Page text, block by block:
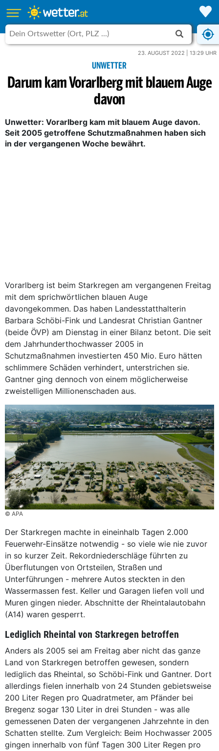
23. AUGUST 2022 | 13:29 UHR
UNWETTER
Darum kam Vorarlberg mit blauem Auge
davon
Unwetter: Vorarlberg kam mit blauem Auge davon.
Seit 2005 getroffene Schutzmaßnahmen haben sich
in der vergangenen Woche bewährt.
Vorarlberg ist beim Starkregen am vergangenen Freitag
mit dem sprichwörtlichen blauen Auge
davongekommen. Das haben Landesstatthalterin
Barbara Schöbi-Fink und Landesrat Christian Gantner
(beide ÖVP) am Dienstag in einer Bilanz betont. Die seit
dem Jahrhunderthochwasser 2005 in
Schutzmaßnahmen investierten 450 Mio. Euro hätten
schlimmere Schäden verhindert, unterstrichen sie.
Gantner ging dennoch von einem möglicherweise
zweistelligen Millionenschaden aus.
© APA
Der Starkregen machte in eineinhalb Tagen 2.000
Feuerwehr-Einsätze notwendig - so viele wie nie zuvor
in so kurzer Zeit. Rekordniederschläge führten zu
Überflutungen von Ortsteilen, Straßen und
Unterführungen - mehrere Autos steckten in den
Wassermassen fest. Keller und Garagen liefen voll und
Muren gingen nieder. Abschnitte der Rheintalautobahn
(A14) waren gesperrt.
Lediglich Rheintal von Starkregen betroffen
Anders als 2005 sei am Freitag aber nicht das ganze
Land von Starkregen betroffen gewesen, sondern
lediglich das Rheintal, so Schöbi-Fink und Gantner. Dort
allerdings fielen innerhalb von 24 Stunden gebietsweise
200 Liter Regen pro Quadratmeter, am Pfänder bei
Bregenz sogar 130 Liter in drei Stunden - was alle
gemessenen Daten der vergangenen Jahrzehnte in den
Schatten stellte. Zum Vergleich: Beim Hochwasser 2005
gingen innerhalb von fünf Tagen 300 Liter Regen pro